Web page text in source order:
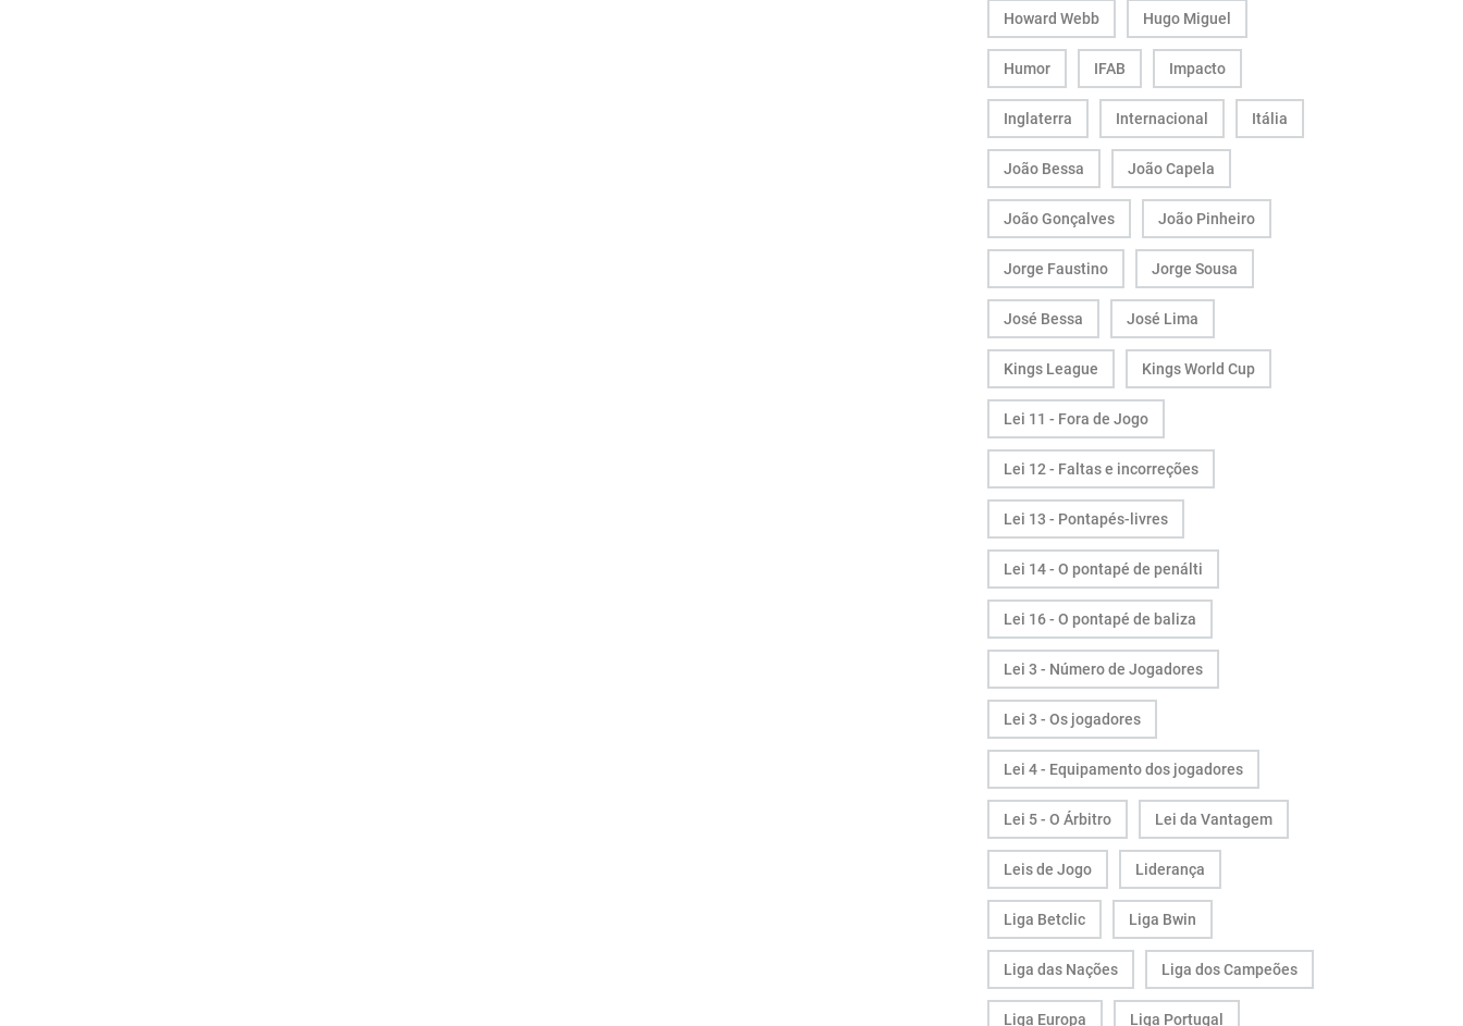
Howard Webb Hugo Miguel
Humor IFAB Impacto
Inglaterra Internacional Itália
João Bessa João Capela
João Gonçalves João Pinheiro
Jorge Faustino Jorge Sousa
José Bessa José Lima
Kings League Kings World Cup
Lei 11 - Fora de Jogo
Lei 12 - Faltas e incorreções
Lei 13 - Pontapés-livres
Lei 14 - O pontapé de penálti
Lei 16 - O pontapé de baliza
Lei 3 - Número de Jogadores
Lei 3 - Os jogadores
Lei 4 - Equipamento dos jogadores
Lei 5 - O Árbitro Lei da Vantagem
Leis de Jogo Liderança
Liga Betclic Liga Bwin
Liga das Nações Liga dos Campeões
Liga Europa Liga Portugal